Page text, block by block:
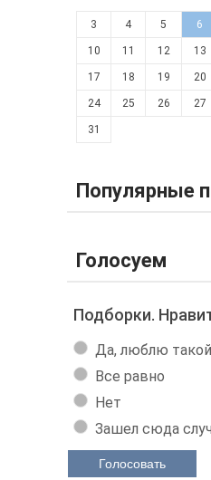
3 4 5 6
10 11 12 13
17 18 19 20
24 25 26 27
31
Популярные
Голосуем
Подборки.
Да, люблю
Все равно
Нет
Зашел сюда
Голосовать